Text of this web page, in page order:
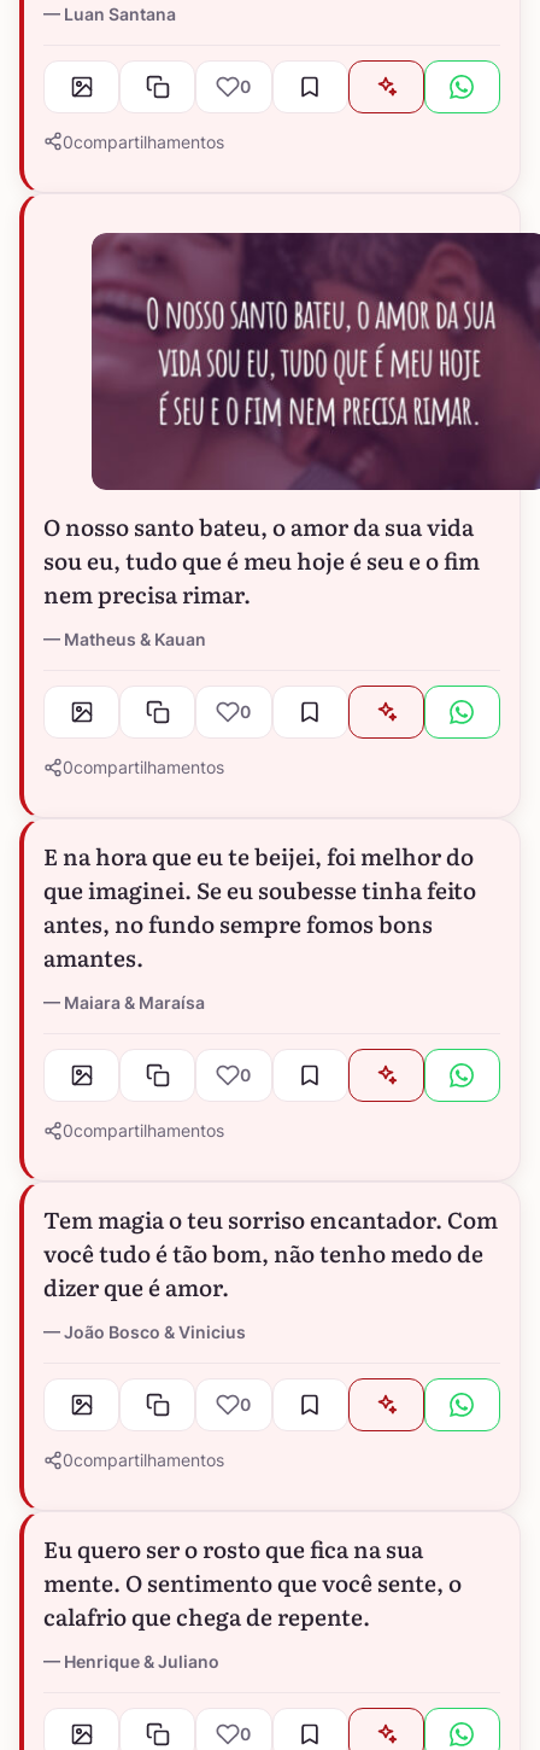
Luan Santana
0
0compartilhamentos
O nosso santo bateu, o amor da sua vida
sou eu, tudo que é meu hoje é seu e o fim
nem precisa rimar.
Matheus & Kauan
0
0compartilhamentos
E na hora que eu te beijei, foi melhor do
que imaginei. Se eu soubesse tinha feito
antes, no fundo sempre fomos bons
amantes.
Maiara & Maraísa
0
0compartilhamentos
Tem magia o teu sorriso encantador. Com
você tudo é tão bom, não tenho medo de
dizer que é amor.
João Bosco & Vinicius
0
0compartilhamentos
Eu quero ser o rosto que fica na sua
mente. O sentimento que você sente, o
calafrio que chega de repente.
Henrique & Juliano
0